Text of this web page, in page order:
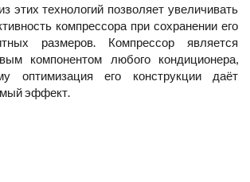
этих технологий позволяет увеличивать
компрессора при сохранении его
размеров. Компрессор является
компонентом любого кондиционера,
оптимизация его конструкции даёт
эффект.